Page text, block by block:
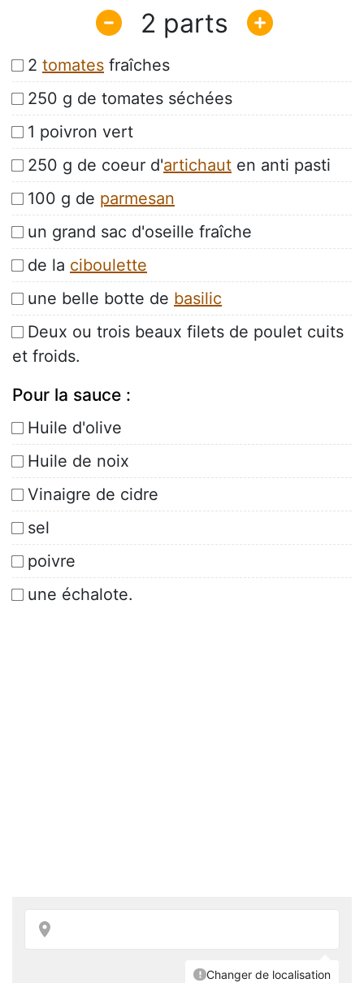
2
2 tomates fraîches
250 g de tomates séchées
1 poivron vert
250 g de coeur d'artichaut en anti pasti
100 g de parmesan
un grand sac d'oseille fraîche
de la ciboulette
une belle botte de basilic
Deux ou trois beaux filets de poulet cuits
et froids.
Pour la sauce :
Huile d'olive
Huile de noix
Vinaigre de cidre
sel
poivre
une échalote.